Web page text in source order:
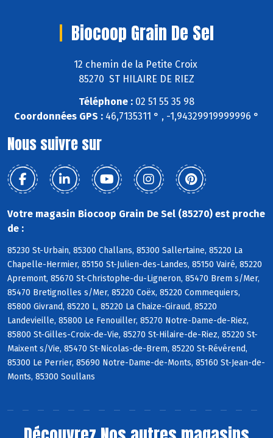
Biocoop Grain De Sel
12 chemin de la Petite Croix
85270 ST HILAIRE DE RIEZ
Téléphone : 02 51 55 35 98
Coordonnées GPS : 46,7135311 ° , -1,94329919999996 °
Nous suivre sur
Votre magasin Biocoop Grain De Sel (85270) est proche
de :
85230 St-Urbain, 85300 Challans, 85300 Sallertaine, 85220 La
Chapelle-Hermier, 85150 St-Julien-des-Landes, 85150 Vairé, 85220
Apremont, 85670 St-Christophe-du-Ligneron, 85470 Brem s/Mer,
85470 Bretignolles s/Mer, 85220 Coëx, 85220 Commequiers,
85800 Givrand, 85220 L, 85220 La Chaize-Giraud, 85220
Landevieille, 85800 Le Fenouiller, 85270 Notre-Dame-de-Riez,
85800 St-Gilles-Croix-de-Vie, 85270 St-Hilaire-de-Riez, 85220 St-
Maixent s/Vie, 85470 St-Nicolas-de-Brem, 85220 St-Révérend,
85300 Le Perrier, 85690 Notre-Dame-de-Monts, 85160 St-Jean-de-
Monts, 85300 Soullans